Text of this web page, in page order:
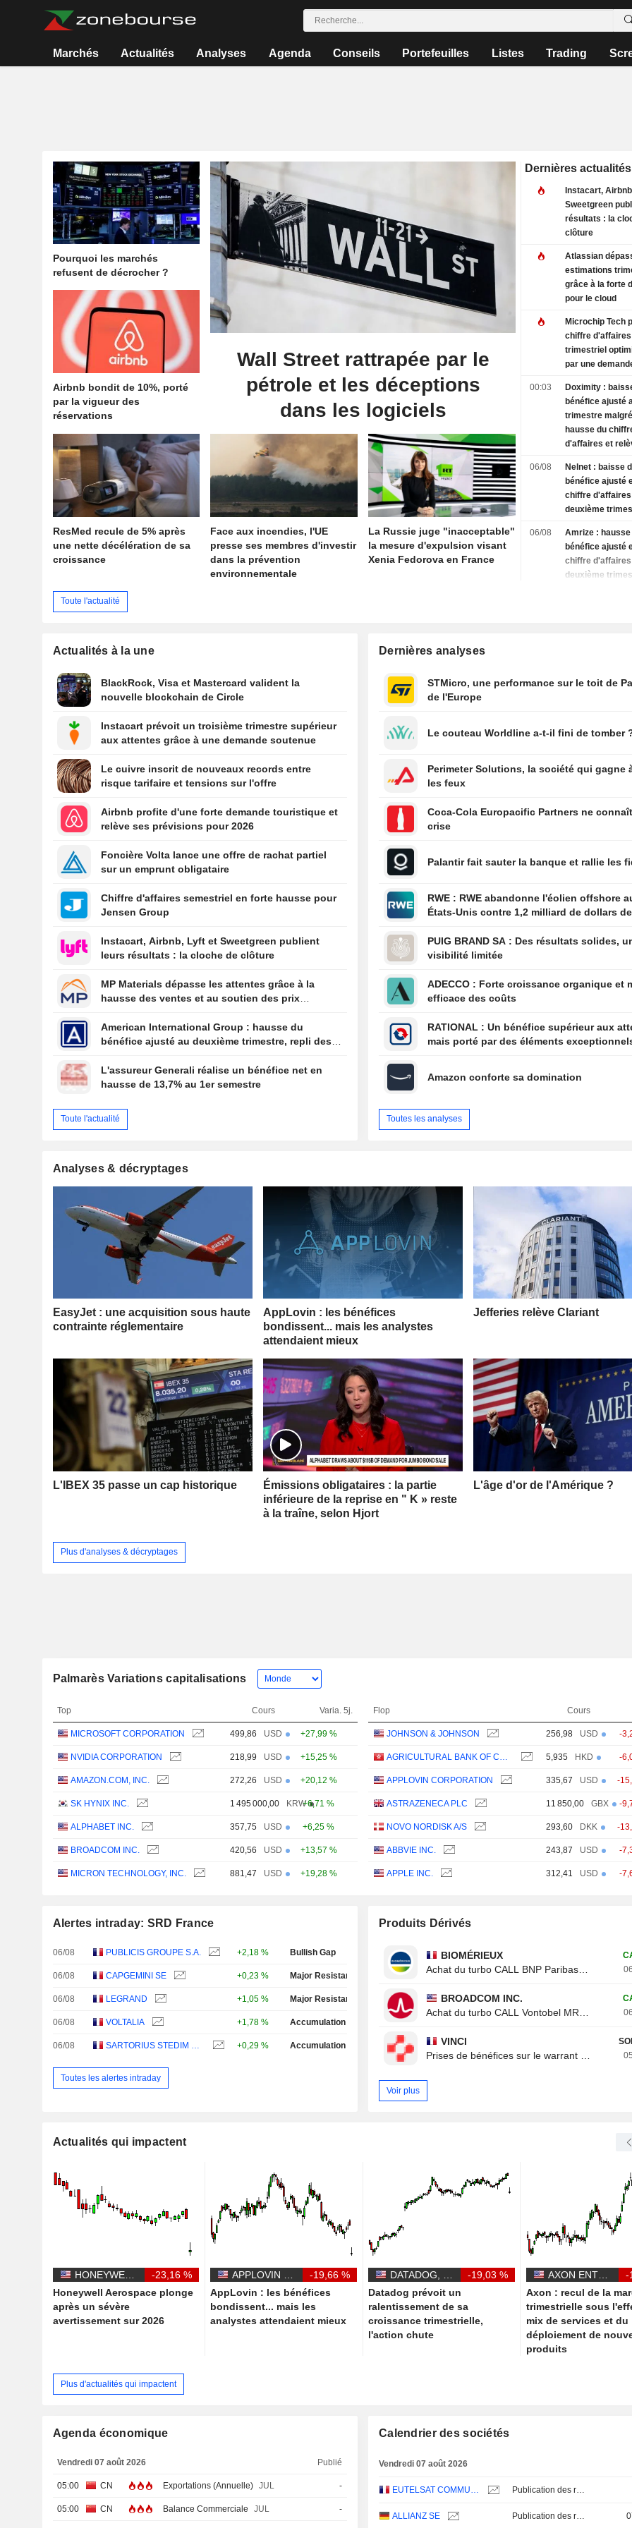
Marchés Actualités Analyses Agenda Conseils Portefeuilles Listes Trading
Pourquoi les marchés
refusent de décrocher ?
Airbnb bondit de 10%, porté
par la vigueur des
réservations
Wall Street rattrapée par le
pétrole et les déceptions
dans les logiciels
ResMed recule de 5% après
une nette décélération de sa
croissance
Face aux incendies, l'UE
presse ses membres d'investir
dans la prévention
environnementale
La Russie juge "inacceptable"
la mesure d'expulsion visant
Xenia Fedorova en France
Dernières actualités
Instacart,
Sweetgreen
résultats : la
clôture
Atlassian
estimations
grâce à la forte
pour le cloud
Microchip Tech
chiffre d'affaires
trimestriel
par une
00:03
Doximity :
bénéfice ajusté
trimestre
hausse du
d'affaires et
06/08
Nelnet : baisse
bénéfice ajusté
chiffre d'affaires
deuxième
06/08
Amrize : hausse
bénéfice ajusté
chiffre d'affaires
deuxième
L'assureur Aflac
aux États-Unis,
2026
trimestriel de
action après
fractionnement
au 17 août
Toute l'actualité
Actualités à la une
BlackRock, Visa et Mastercard valident la
nouvelle blockchain de Circle
Instacart prévoit un troisième trimestre supérieur
aux attentes grâce à une demande soutenue
Le cuivre inscrit de nouveaux records entre
risque tarifaire et tensions sur l'offre
Airbnb profite d'une forte demande touristique et
relève ses prévisions pour 2026
Foncière Volta lance une offre de rachat partiel
sur un emprunt obligataire
Chiffre d'affaires semestriel en forte hausse pour
Jensen Group
Instacart, Airbnb, Lyft et Sweetgreen publient
leurs résultats : la cloche de clôture
MP Materials dépasse les attentes grâce à la
hausse des ventes et au soutien des prix
American International Group : hausse du
bénéfice ajusté au deuxième trimestre, repli des
L'assureur Generali réalise un bénéfice net en
hausse de 13,7% au 1er semestre
Toute l'actualité
Dernières analyses
STMicro, une performance sur le toit de
de l'Europe
Le couteau Worldline a-t-il fini de tomber
Perimeter Solutions, la société qui gagne
les feux
Coca-Cola Europacific Partners ne
crise
Palantir fait sauter la banque et rallie les
RWE : RWE abandonne l'éolien offshore aux
États-Unis contre 1,2 milliard de dollars de
PUIG BRAND SA : Des résultats solides, une
visibilité limitée
ADECCO : Forte croissance organique et maîtrise
efficace des coûts
RATIONAL : Un bénéfice supérieur aux attentes,
mais porté par des éléments
Amazon conforte sa domination
Toutes les analyses
Analyses & décryptages
EasyJet : une acquisition sous haute
contrainte réglementaire
AppLovin : les bénéfices
bondissent... mais les analystes
attendaient mieux
Jefferies relève Clariant
L'IBEX 35 passe un cap historique
Émissions obligataires : la partie
inférieure de la reprise en " K » reste
à la traîne, selon Hjort
L'âge d'or de l'Amérique ?
Plus d'analyses & décryptages
Palmarès Variations capitalisations
Top Cours Varia. 5j.
MICROSOFT CORPORATION 499,86 USD +27,99 %
NVIDIA CORPORATION 218,99 USD +15,25 %
AMAZON.COM, INC. 272,26 USD +20,12 %
SK HYNIX INC. 1 495 000,00 KRW+6,71 %
ALPHABET INC. 357,75 USD +6,25 %
BROADCOM INC. 420,56 USD +13,57 %
MICRON TECHNOLOGY, INC. 881,47 USD +19,28 %
Flop Cours
JOHNSON & JOHNSON 256,98 USD -
AGRICULTURAL BANK OF CHINA LIMITED 5,935 HKD -
APPLOVIN CORPORATION 335,67 USD -
ASTRAZENECA PLC 11 850,00 GBX -
NOVO NORDISK A/S 293,60 DKK -
ABBVIE INC. 243,87 USD -
APPLE INC. 312,41 USD -
Alertes intraday: SRD France
06/08 PUBLICIS GROUPE S.A. +2,18 % Bullish Gap
06/08 CAPGEMINI SE +0,23 % Major Resistance Test
06/08 LEGRAND +1,05 % Major Resistance Test
06/08 VOLTALIA +1,78 % Accumulation Phase
06/08 SARTORIUS STEDIM BIOTECH +0,29 % Accumulation Phase
Toutes les alertes intraday
Produits Dérivés
BIOMÉRIEUX
Achat du turbo CALL BNP Paribas 8ROZB
BROADCOM INC.
Achat du turbo CALL Vontobel MR20V
VINCI
Prises de bénéfices sur le warrant CALL
Voir plus
Actualités qui impactent
HONEYWELL AEROSPACE INC.
-23,16 %
Honeywell Aerospace plonge
après un sévère
avertissement sur 2026
-19,66 %
AppLovin : les bénéfices
bondissent... mais les
analystes attendaient mieux
-19,03 %
Datadog prévoit un
ralentissement de sa
croissance trimestrielle,
l'action chute
AXON ENTERPRISE, INC.
-
Axon : recul de la
trimestrielle sous
mix de services et du
déploiement de
produits
Plus d'actualités qui impactent
Agenda économique
Vendredi 07 août 2026 Publié
05:00 CN Exportations (Annuelle) JUL -
05:00 CN Balance Commerciale JUL -
Calendrier des sociétés
Vendredi 07 août 2026
EUTELSAT COMMUNICATIONS Publication des résultats - Annuel 2026
ALLIANZ SE Publication des résultats - Q2 2026